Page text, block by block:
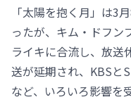
「太陽を抱く月」は3
ったが、キム・ドフン
ライキに合流し、放送
送が延期され、KBSと
など、いろいろ影響を